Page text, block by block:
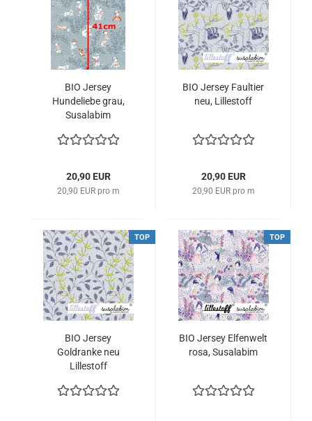
BIO Jersey
Hundeliebe grau,
Susalabim
20,90 EUR
20,90 EUR pro m
BIO Jersey Faultier
neu, Lillestoff
20,90 EUR
20,90 EUR pro m
TOP
BIO Jersey
Goldranke neu
Lillestoff
TOP
BIO Jersey Elfenwelt
rosa, Susalabim